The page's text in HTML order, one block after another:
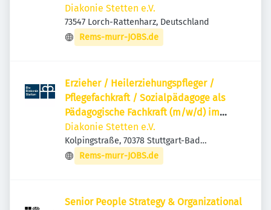
Diakonie Stetten e.V.
73547 Lorch-Rattenharz, Deutschland
Rems-murr-JOBS.de
Erzieher / Heilerziehungspfleger /
Pflegefachkraft / Sozialpädagoge als
Pädagogische Fachkraft (m/w/d) im
Ganztag an einem SBBZ
Diakonie Stetten e.V.
Kolpingstraße, 70378 Stuttgart-Bad
Cannstatt, Deutschland
Rems-murr-JOBS.de
Senior People Strategy & Organizational